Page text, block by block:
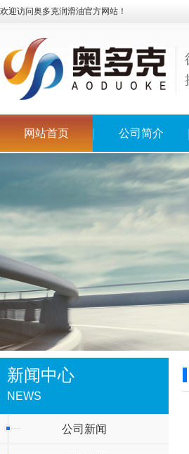
欢迎访问奥多克润滑油官方网站！
网站首页 公司简介
新闻中心
NEWS
公司新闻